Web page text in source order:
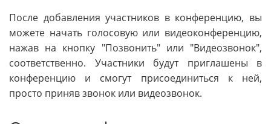
После добавления участников в конференцию, вы
можете начать голосовую или видеоконференцию,
нажав на кнопку "Позвонить" или "Видеозвонок",
соответственно. Участники будут приглашены в
конференцию и смогут присоединиться к ней,
просто приняв звонок или видеозвонок.